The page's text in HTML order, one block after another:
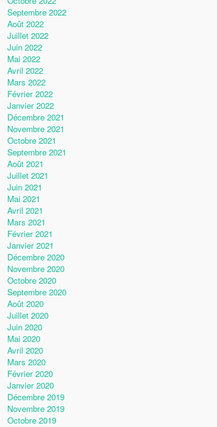
Septembre 2022
Août 2022
Juillet 2022
Juin 2022
Mai 2022
Avril 2022
Mars 2022
Février 2022
Janvier 2022
Décembre 2021
Novembre 2021
Octobre 2021
Septembre 2021
Août 2021
Juillet 2021
Juin 2021
Mai 2021
Avril 2021
Mars 2021
Février 2021
Janvier 2021
Décembre 2020
Novembre 2020
Octobre 2020
Septembre 2020
Août 2020
Juillet 2020
Juin 2020
Mai 2020
Avril 2020
Mars 2020
Février 2020
Janvier 2020
Décembre 2019
Novembre 2019
Octobre 2019